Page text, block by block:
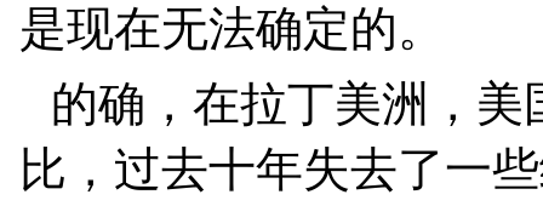
是现在无法确定的。
的确，在拉丁美洲，
比，过去十年失去了一